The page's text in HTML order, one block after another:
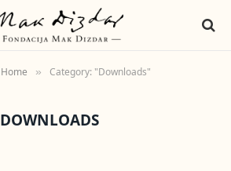
Home » Category: "Downloads"
DOWNLOADS